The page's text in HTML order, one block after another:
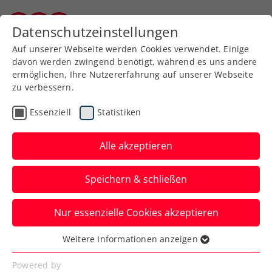
BTV-Rechnungsprüfer
Rechnungsprüfer
Datenschutzeinstellungen
Auf unserer Webseite werden Cookies verwendet. Einige
davon werden zwingend benötigt, während es uns andere
ermöglichen, Ihre Nutzererfahrung auf unserer Webseite
zu verbessern.
Essenziell Statistiken
Alle akzeptieren
Speichern & schließen
Nur essenzielle Cookies akzeptieren
Essenziell
Essenzielle Cookies werden für grundlegende
Weitere Informationen anzeigen
Powered by